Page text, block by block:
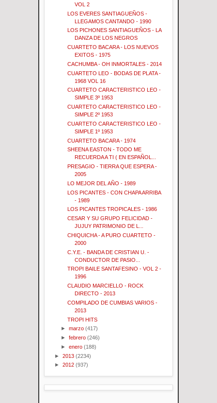
VOL 2
LOS EVERES SANTIAGUEÑOS -
LLEGAMOS CANTANDO - 1990
LOS PICHONES SANTIAGUEÑOS - LA
DANZA DE LOS NEGROS
CUARTETO BACARA - LOS NUEVOS
EXITOS - 1975
CACHUMBA - OH INMORTALES - 2014
CUARTETO LEO - BODAS DE PLATA -
1968 VOL 16
CUARTETO CARACTERISTICO LEO -
SIMPLE 3º 1953
CUARTETO CARACTERISTICO LEO -
SIMPLE 2º 1953
CUARTETO CARACTERISTICO LEO -
SIMPLE 1º 1953
CUARTETO BACARA - 1974
SHEENA EASTON - TODO ME
RECUERDA A TI ( EN ESPAÑOL...
PRESAGIO - TIERRA QUE ESPERA -
2005
LO MEJOR DEL AÑO - 1989
LOS PICANTES - CON CHAPA ARRIBA
- 1989
LOS PICANTES TROPICALES - 1986
CESAR Y SU GRUPO FELICIDAD -
JUJUY PATRIMONIO DE L...
CHIQUICHA - A PURO CUARTETO -
2000
C.Y.E. - BANDA DE CRISTIAN U. -
CONDUCTOR DE PASIO...
TROPI BAILE SANTAFESINO - VOL 2 -
1996
CLAUDIO MARCIELLO - ROCK
DIRECTO - 2013
COMPILADO DE CUMBIAS VARIOS -
2013
TROPI HITS
►marzo (417)
►febrero (246)
►enero (188)
► 2013 (2234)
► 2012 (937)